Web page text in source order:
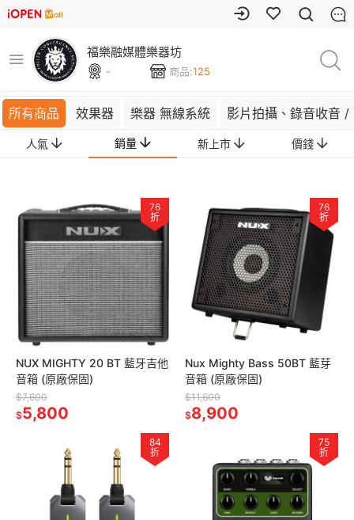
福樂融媒體樂器坊
- 商品:125
所有商品 效果器 樂器 無線系統 影片拍攝、錄音收音 /
人氣 銷量 新上市 價錢
76
折
NUX MIGHTY 20 BT 藍牙吉他
音箱 (原廠保固)
$7,600
$5,800
76
折
Nux Mighty Bass 50BT 藍芽
音箱 (原廠保固)
$11,600
$8,900
84
折
75
折